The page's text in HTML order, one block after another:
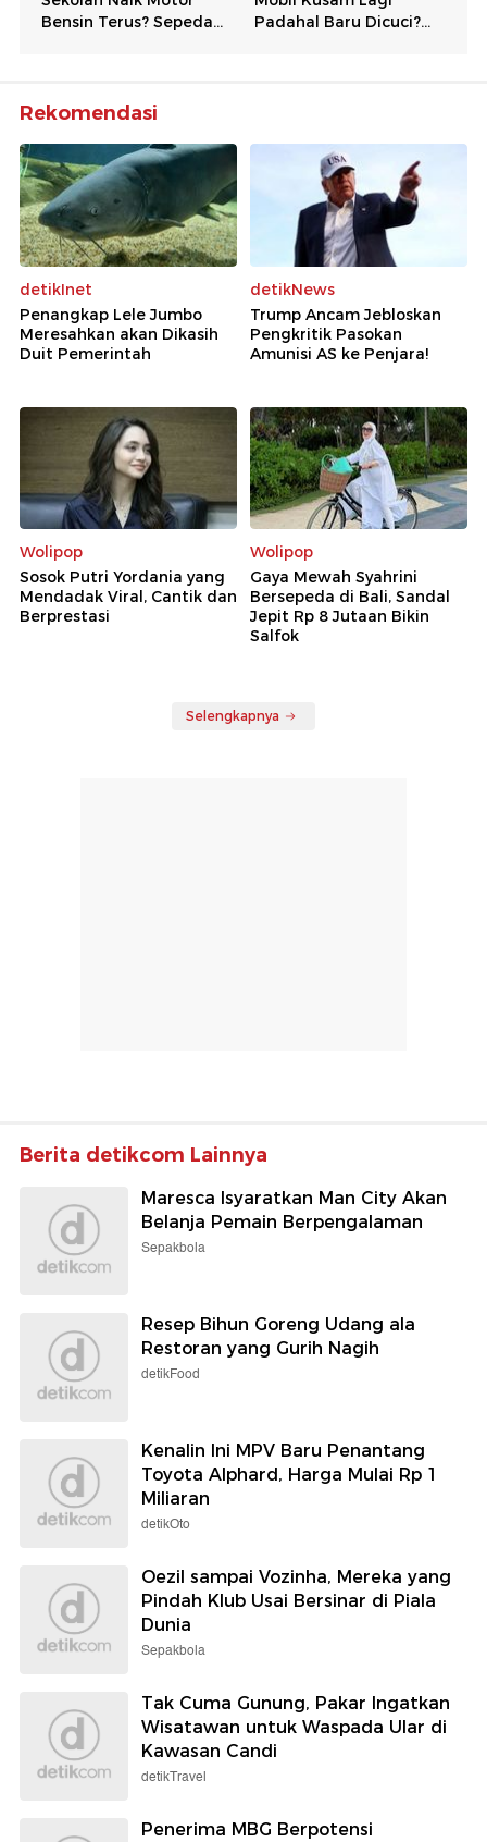
Rekomendasi
detikInet
Penangkap Lele Jumbo
Meresahkan akan Dikasih
Duit Pemerintah
detikNews
Trump Ancam Jebloskan
Pengkritik Pasokan
Amunisi AS ke Penjara!
Wolipop
Sosok Putri Yordania yang
Mendadak Viral, Cantik dan
Berprestasi
Wolipop
Gaya Mewah Syahrini
Bersepeda di Bali, Sandal
Jepit Rp 8 Jutaan Bikin
Salfok
Selengkapnya
Berita detikcom Lainnya
Maresca Isyaratkan Man City Akan
Belanja Pemain Berpengalaman
Sepakbola
Resep Bihun Goreng Udang ala
Restoran yang Gurih Nagih
detikFood
Kenalin Ini MPV Baru Penantang
Toyota Alphard, Harga Mulai Rp 1
Miliaran
detikOto
Oezil sampai Vozinha, Mereka yang
Pindah Klub Usai Bersinar di Piala
Dunia
Sepakbola
Tak Cuma Gunung, Pakar Ingatkan
Wisatawan untuk Waspada Ular di
Kawasan Candi
detikTravel
Penerima MBG Berpotensi